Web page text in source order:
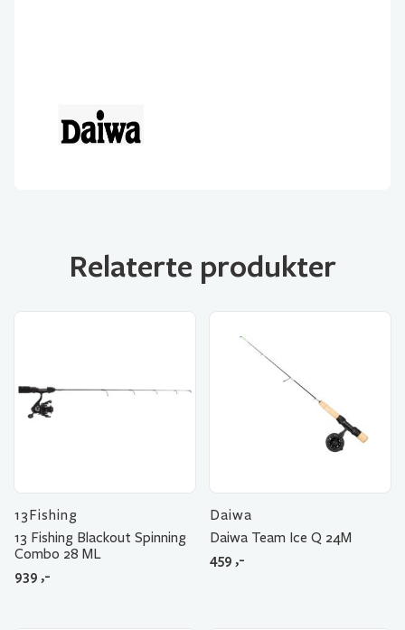
Relaterte produkter
13Fishing
13 Fishing Blackout Spinning
Combo 28 ML
939 ,-
Daiwa
Daiwa Team Ice Q 24M
459 ,-